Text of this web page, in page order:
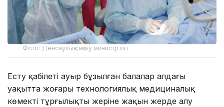
Фото: Денсаулық сақтау министрлігі
Есту қабілеті ауыр бұзылған балалар алдағы
уақытта жоғары технологиялық медициналық
көмекті тұрғылықты жеріне жақын жерде алу